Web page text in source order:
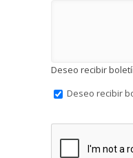
Deseo recibir
Deseo recibir